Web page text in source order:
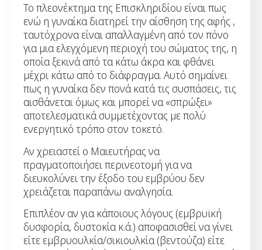
Το πλεονέκτημα της Επισκληριδίου είναι πως
ενώ η γυναίκα διατηρεί την αίσθηση της αφής ,
ταυτόχρονα είναι απαλλαγμένη από τον πόνο
για μια ελεγχόμενη περιοχή του σώματος της, η
οποία ξεκινά από τα κάτω άκρα και φθάνει
μέχρι κάτω από το διάφραγμα. Αυτό σημαίνει
πως η γυναίκα δεν πονά κατά τις συσπάσεις, τις
αισθάνεται όμως και μπορεί να «σπρώξει»
αποτελεσματικά συμμετέχοντας με πολύ
ενεργητικό τρόπο στον τοκετό.
Αν χρειαστεί ο Μαιευτήρας να
πραγματοποιήσει περινεοτομή για να
διευκολύνει την έξοδο του εμβρύου δεν
χρειάζεται παραπάνω αναλγησία.
Επιπλέον αν για κάποιους λόγους (εμβρυϊκή
δυσφορία, δυστοκία κ.ά.) αποφασισθεί να γίνει
είτε εμβρυουλκία/σικιουλκία (βεντούζα) είτε